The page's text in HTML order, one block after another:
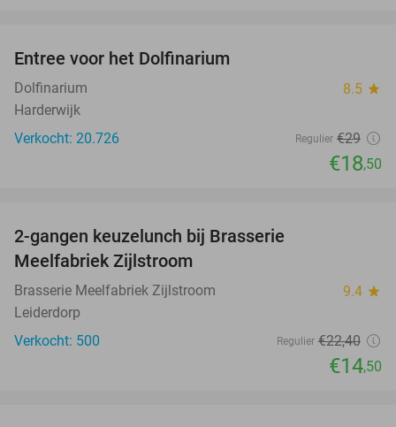
Entree voor het Dolfinarium
Dolfinarium 8.5 star
Harderwijk
Verkocht: 20.726
Regulier €29
€18,50
2-gangen keuzelunch bij Brasserie
Meelfabriek Zijlstroom
Brasserie Meelfabriek Zijlstroom 9.4 star
Leiderdorp
Verkocht: 500
Regulier €22,40
€14,50